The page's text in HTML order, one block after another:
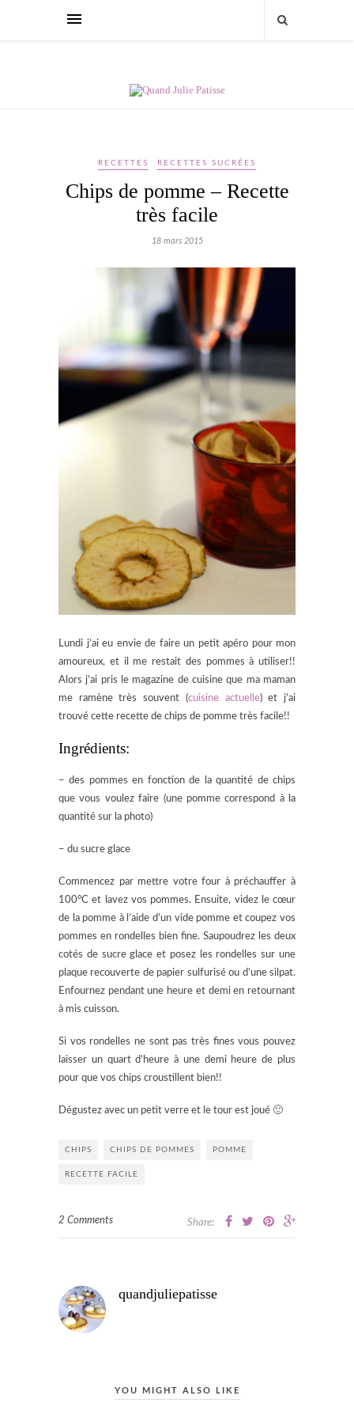
RECETTES RECETTES SUCRÉES
Chips de pomme – Recette
très facile
18 mars 2015
Lundi j’ai eu envie de faire un petit apéro pour mon
amoureux, et il me restait des pommes à utiliser!!
Alors j’ai pris le magazine de cuisine que ma maman
me ramène très souvent (cuisine actuelle) et j’ai
trouvé cette recette de chips de pomme très facile!!
Ingrédients:
– des pommes en fonction de la quantité de chips
que vous voulez faire (une pomme correspond à la
quantité sur la photo)
– du sucre glace
Commencez par mettre votre four à préchauffer à
100°C et lavez vos pommes. Ensuite, videz le cœur
de la pomme à l’aide d’un vide pomme et coupez vos
pommes en rondelles bien fine. Saupoudrez les deux
cotés de sucre glace et posez les rondelles sur une
plaque recouverte de papier sulfurisé ou d’une silpat.
Enfournez pendant une heure et demi en retournant
à mis cuisson.
Si vos rondelles ne sont pas très fines vous pouvez
laisser un quart d’heure à une demi heure de plus
pour que vos chips croustillent bien!!
Dégustez avec un petit verre et le tour est joué 🙂
CHIPS CHIPS DE POMMES POMME
RECETTE FACILE
2 Comments Share:
quandjuliepatisse
YOU MIGHT ALSO LIKE